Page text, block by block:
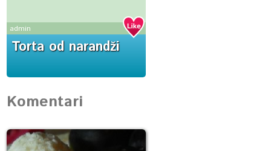
admin
Torta od narandži
Komentari